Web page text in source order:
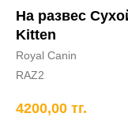
Хорькам
На развес
Kitten
Royal Canin
RAZ2
4200,00 тг.